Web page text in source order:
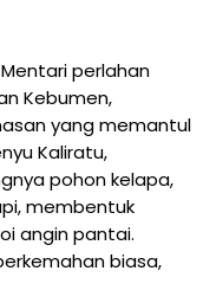
perlahan
Kebumen,
yang memantul
Kaliratu,
pohon kelapa,
membentuk
angin pantai.
biasa,